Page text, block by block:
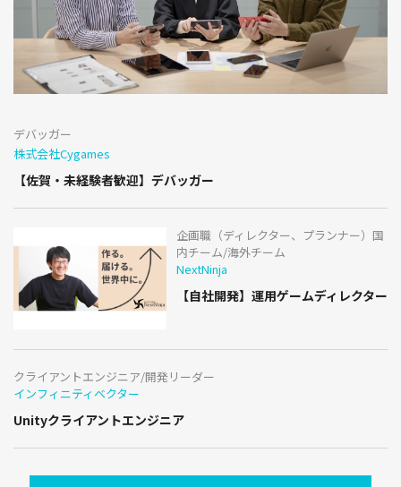
デバッガー
株式会社Cygames
【佐賀・未経験者歓迎】デバッガー
企画職（ディレクター、プランナー）国
内チーム/海外チーム
NextNinja
【自社開発】運用ゲームディレクター
クライアントエンジニア/開発リーダー
インフィニティベクター
Unityクライアントエンジニア